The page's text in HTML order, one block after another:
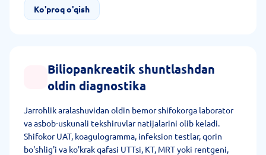
yordam beradi. Ularda restriktiv va malabsorbtiv effekt
qo'llaniladi, ularning birikmasi yuqori TMI va QD2 bo'lgan
Ko'proq o'qish
Biliopankreatik shuntlashdan
oldin diagnostika
Jarrohlik aralashuvidan oldin bemor shifokorga laborator
va asbob-uskunali tekshiruvlar natijalarini olib keladi.
Shifokor UAT, koagulogramma, infeksion testlar, qorin
bo'shlig'i va ko'krak qafasi UTTsi, KT, MRT yoki rentgeni,